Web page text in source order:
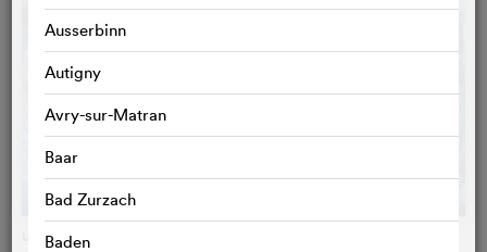
Ausserbinn
Autigny
Avry-sur-Matran
Baar
Bad Zurzach
Baden
Une année difficile